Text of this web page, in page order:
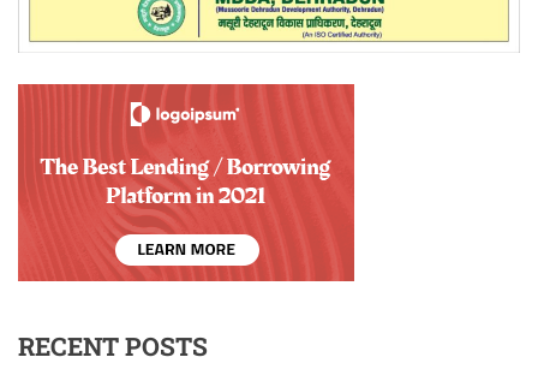
RECENT POSTS